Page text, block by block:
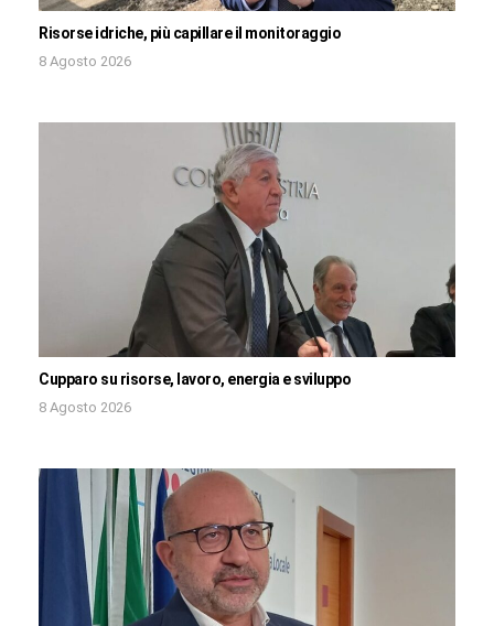
Risorse idriche, più capillare il monitoraggio
8 Agosto 2026
Cupparo su risorse, lavoro, energia e sviluppo
8 Agosto 2026